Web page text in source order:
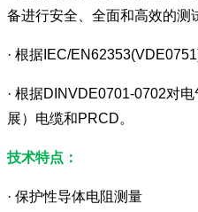
备进行安全、全面和高效的测
· 根据IEC/
· 根据DINVDE0701-0702对
展）电缆和PRCD。
技术特点：
· 保护性导体电阻测量